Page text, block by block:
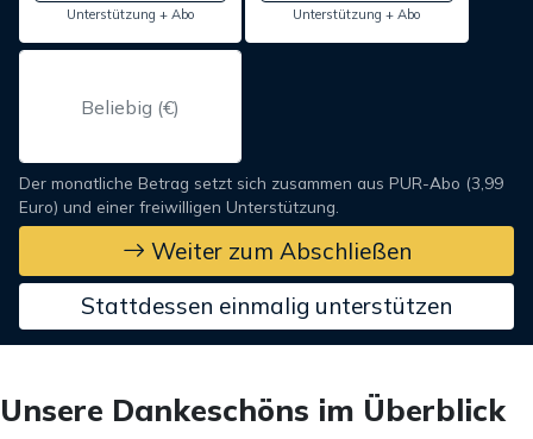
Unterstützung + Abo Unterstützung + Abo
Der monatliche Betrag setzt sich zusammen aus PUR-Abo (3,99
Euro) und einer freiwilligen Unterstützung.
Weiter zum Abschließen
Stattdessen einmalig unterstützen
Unsere Dankeschöns im Überblick